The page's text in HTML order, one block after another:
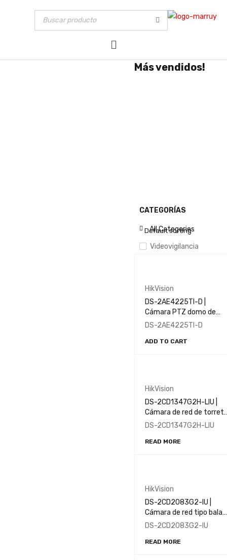
Más vendidos!
CATEGORÍAS
All Categories
Videovigilancia
Dahua
Ezviz
HikVision
Imou
TECNOLOGÍAS
ColorVu Darkfighter
Default sorting
MOSTRAR SOLO
HikVision
DS-2AE4225TI-D |
Cámara PTZ domo de
velocidad analógica IR |
2MP | Zoom óptico x25
DS-2AE4225TI-D
ADD TO CART
HikVision
DS-2CD1347G2H-LIU |
Cámara de red de
fija ColorVu de 4 MP con
DS-2CD1347G2H-LIU
READ MORE
HikVision
DS-2CD2083G2-IU |
Cámara de red tipo bala
fija AcuSense de 8 MP
DS-2CD2083G2-IU
READ MORE